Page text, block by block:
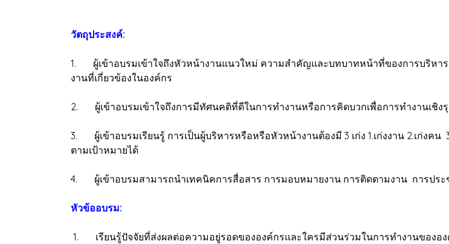
วัตถุประสงค์:
1. ผู้เข้าอบรมเข้าใจถึงหัวหน้างานแนวใหม่ ความสำคัญและบทบาทหน้าที่ของการบริหา
งานที่เกี่ยวข้องในองค์กร
2. ผู้เข้าอบรมเข้าใจถึงการมีทัศนคติที่ดีในการทำงานหรือการคิดบวกเพื่อการทำงานเชิง
3. ผู้เข้าอบรมเรียนรู้ การเป็นผู้บริหารหรือหรือหัวหน้างานต้องมี 3 เก่ง 1.เก่งงาน 2.เก่งค
ตามเป้าหมายได้
4. ผู้เข้าอบรมสามารถนำเทคนิคการสื่อสาร การมอบหมายงาน การติดตามงาน การประ
หัวข้ออบรม:
1. เรียนรู้ปัจจัยที่ส่งผลต่อความอยู่รอดขององค์กรและใครมีส่วนร่วมในการทำงานของอ